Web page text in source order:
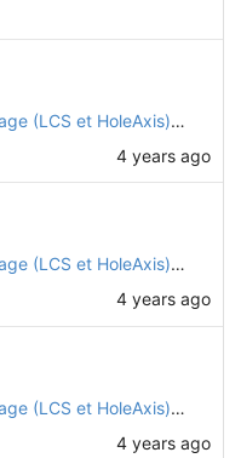
Masquage des repères d'assemblage (LCS et HoleAxis) sur toutes les pièces
4 years ago
Masquage des repères d'assemblage (LCS et HoleAxis) sur toutes les pièces
4 years ago
Masquage des repères d'assemblage (LCS et HoleAxis) sur toutes les pièces
4 years ago